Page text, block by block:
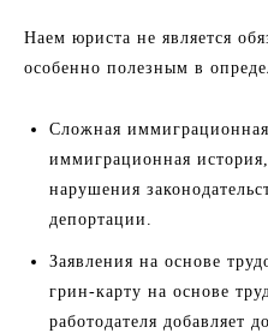
Наем юриста не является
особенно полезным в
Сложная
иммиграционная
нарушения
депортации.
Заявления на основе
грин-карту на основе
работодателя добавляет